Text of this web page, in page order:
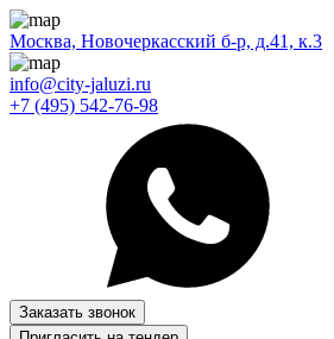
Москва, Новочеркасский б-р, д.41, к.3
info@city-jaluzi.ru
+7 (495) 542-76-98
Заказать звонок